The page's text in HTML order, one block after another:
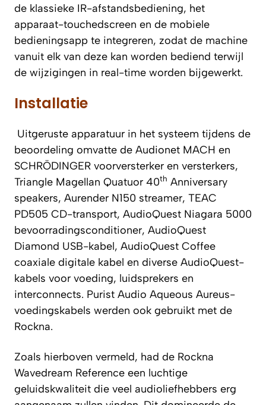
de klassieke IR-afstandsbediening, het
apparaat-touchedscreen en de mobiele
bedieningsapp te integreren, zodat de machine
vanuit elk van deze kan worden bediend terwijl
de wijzigingen in real-time worden bijgewerkt.
Installatie
Uitgeruste apparatuur in het systeem tijdens de
beoordeling omvatte de Audionet MACH en
SCHRÖDINGER voorversterker en versterkers,
Triangle Magellan Quatuor 40th Anniversary
speakers, Aurender N150 streamer, TEAC
PD505 CD-transport, AudioQuest Niagara 5000
bevoorradingsconditioner, AudioQuest
Diamond USB-kabel, AudioQuest Coffee
coaxiale digitale kabel en diverse AudioQuest-
kabels voor voeding, luidsprekers en
interconnects. Purist Audio Aqueous Aureus-
voedingskabels werden ook gebruikt met de
Rockna.
Zoals hierboven vermeld, had de Rockna
Wavedream Reference een luchtige
geluidskwaliteit die veel audioliefhebbers erg